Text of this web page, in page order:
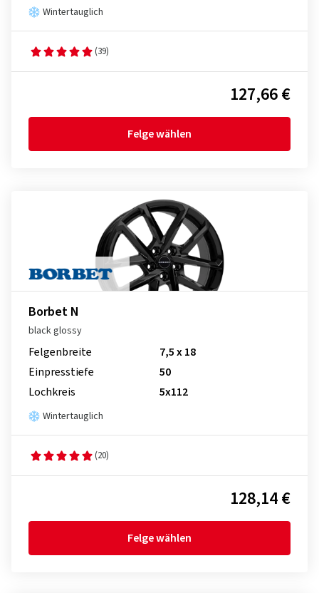
Wintertauglich
(39)
127,66 €
Felge wählen
Borbet N
black glossy
Felgenbreite
7,5 x 18
Einpresstiefe
50
Lochkreis
5x112
Wintertauglich
(20)
128,14 €
Felge wählen